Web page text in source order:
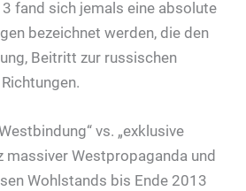
fand sich jemals eine absolute
bezeichnet werden, die den
Beitritt zur russischen
vs. „exklusive
massiver Westpropaganda und
Wohlstands bis Ende 2013